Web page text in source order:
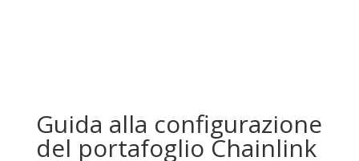
Guida alla configurazione
del portafoglio Chainlink